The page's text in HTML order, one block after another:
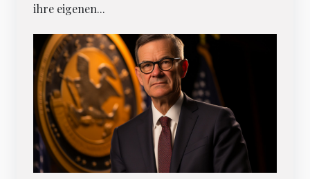
ihre eigenen...